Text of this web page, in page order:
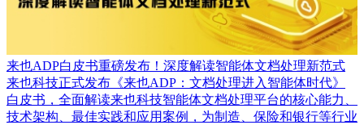
来也ADP白皮书重磅发布！深度解读智能体文档处理新范式
来也科技正式发布《来也ADP：文档处理进入智能体时代》
白皮书，全面解读来也科技智能体文档处理平台的核心能力、
技术架构、最佳实践和应用案例，为制造、保险和银行等行业